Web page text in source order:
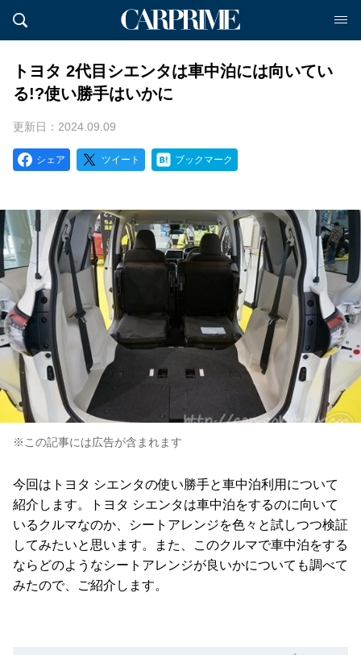
トヨタ 2代目シエンタは車中泊には向いてい
る!?使い勝手はいかに
更新日：2024.09.09
シェア ツイート ブックマーク
※この記事には広告が含まれます
今回はトヨタ シエンタの使い勝手と車中泊利用について
紹介します。トヨタ シエンタは車中泊をするのに向いて
いるクルマなのか、シートアレンジを色々と試しつつ検証
してみたいと思います。また、このクルマで車中泊をする
ならどのようなシートアレンジが良いかについても調べて
みたので、ご紹介します。